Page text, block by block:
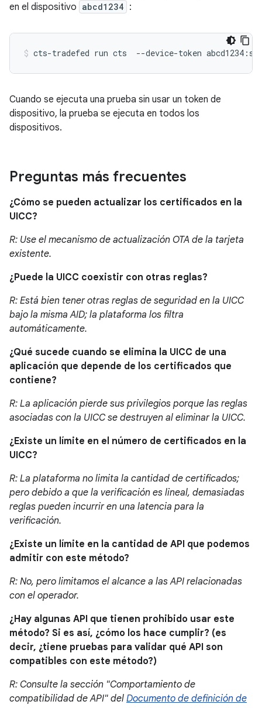
en el dispositivo abcd1234 :
Cuando se ejecuta una prueba sin usar un token de
dispositivo, la prueba se ejecuta en todos los
dispositivos.
Preguntas más frecuentes
¿Cómo se pueden actualizar los certificados en la
UICC?
R: Use el mecanismo de actualización OTA de la tarjeta
existente.
¿Puede la UICC coexistir con otras reglas?
R: Está bien tener otras reglas de seguridad en la UICC
bajo la misma AID; la plataforma los filtra
automáticamente.
¿Qué sucede cuando se elimina la UICC de una
aplicación que depende de los certificados que
contiene?
R: La aplicación pierde sus privilegios porque las reglas
asociadas con la UICC se destruyen al eliminar la UICC.
¿Existe un límite en el número de certificados en la
UICC?
R: La plataforma no limita la cantidad de certificados;
pero debido a que la verificación es lineal, demasiadas
reglas pueden incurrir en una latencia para la
verificación.
¿Existe un límite en la cantidad de API que podemos
admitir con este método?
R: No, pero limitamos el alcance a las API relacionadas
con el operador.
¿Hay algunas API que tienen prohibido usar este
método? Si es así, ¿cómo los hace cumplir? (es
decir, ¿tiene pruebas para validar qué API son
compatibles con este método?)
R: Consulte la sección "Comportamiento de
compatibilidad de API" del Documento de definición de